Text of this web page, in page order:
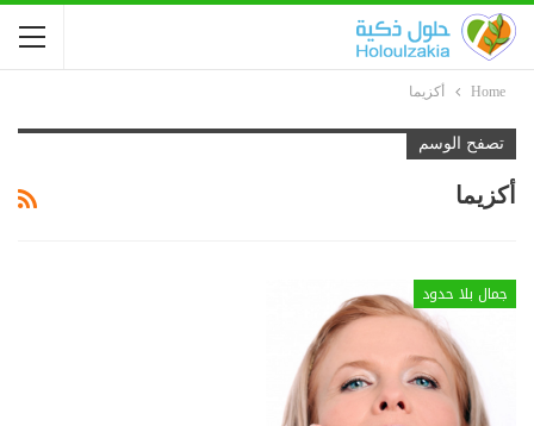
Home أكزيما
تصفح الوسم
أكزيما
جمال بلا حدود